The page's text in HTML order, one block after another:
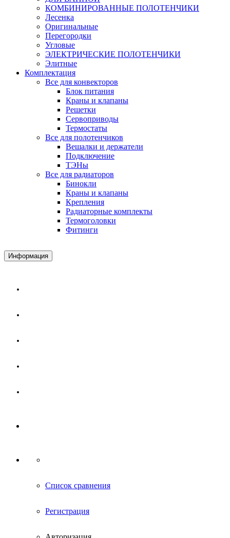
КОМБИНИРОВАННЫЕ ПОЛОТЕНЧИКИ
Лесенка
Оригинальные
Перегородки
Угловые
ЭЛЕКТРИЧЕСКИЕ ПОЛОТЕНЧИКИ
Элитные
Комплектация
Все для конвекторов
Блок питания
Краны и клапаны
Решетки
Сервоприводы
Термостаты
Все для полотенчиков
Вешалки и держатели
Подключение
ТЭНы
Все для радиаторов
Бинокли
Краны и клапаны
Крепления
Радиаторные комплекты
Термоголовки
Фитинги
Информация
Список сравнения
Регистрация